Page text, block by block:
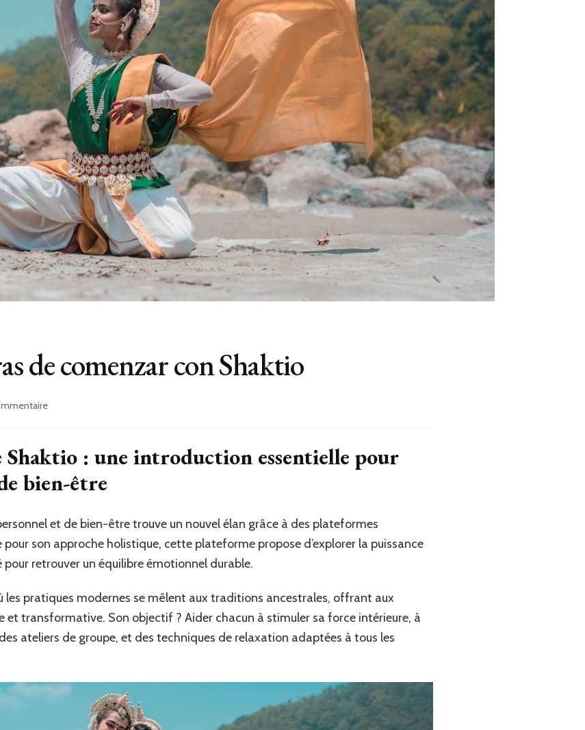
de comenzar con Shaktio
sur
maneras
de
comenzar
con
Shaktio : une introduction essentielle pour
bien-être
et de bien-être trouve un nouvel élan grâce à des plateformes
son approche holistique, cette plateforme propose d’explorer la puissance
retrouver un équilibre émotionnel durable.
les pratiques modernes se mêlent aux traditions ancestrales, offrant aux
et transformative. Son objectif ? Aider chacun à stimuler sa force intérieure, à
ateliers de groupe, et des techniques de relaxation adaptées à tous les